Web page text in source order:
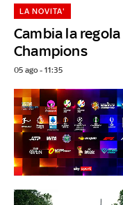
Cambia la
Champions
LA NOVITA'
05 ago - 11:35